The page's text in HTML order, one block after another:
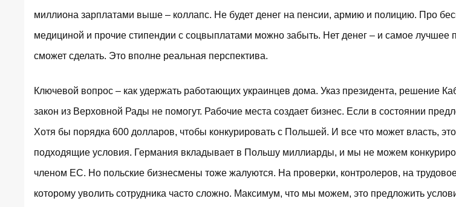
миллиона зарплатами выше – коллапс. Не будет денег на пенсии, армию и полицию. Про
медициной и прочие стипендии с соцвыплатами можно забыть. Нет денег – и самое лучшее
сможет сделать. Это вполне реальная перспектива.
Ключевой вопрос – как удержать работающих украинцев дома. Указ президента, решение
закон из Верховной Рады не помогут. Рабочие места создает бизнес. Если в состоянии
Хотя бы порядка 600 долларов, чтобы конкурировать с Польшей. И все что может власть,
подходящие условия. Германия вкладывает в Польшу миллиарды, и мы не можем
членом ЕС. Но польские бизнесмены тоже жалуются. На проверки, контролеров, на
которому уволить сотрудника часто сложно. Максимум, что мы можем, это предложить